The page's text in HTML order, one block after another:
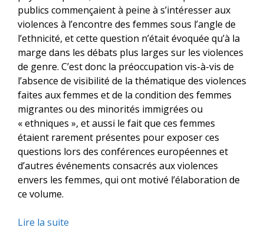
publics commençaient à peine à s’intéresser aux
violences à l’encontre des femmes sous l’angle de
l’ethnicité, et cette question n’était évoquée qu’à la
marge dans les débats plus larges sur les violences
de genre. C’est donc la préoccupation vis-à-vis de
l’absence de visibilité de la thématique des violences
faites aux femmes et de la condition des femmes
migrantes ou des minorités immigrées ou
« ethniques », et aussi le fait que ces femmes
étaient rarement présentes pour exposer ces
questions lors des conférences européennes et
d’autres événements consacrés aux violences
envers les femmes, qui ont motivé l’élaboration de
ce volume.
Lire la suite